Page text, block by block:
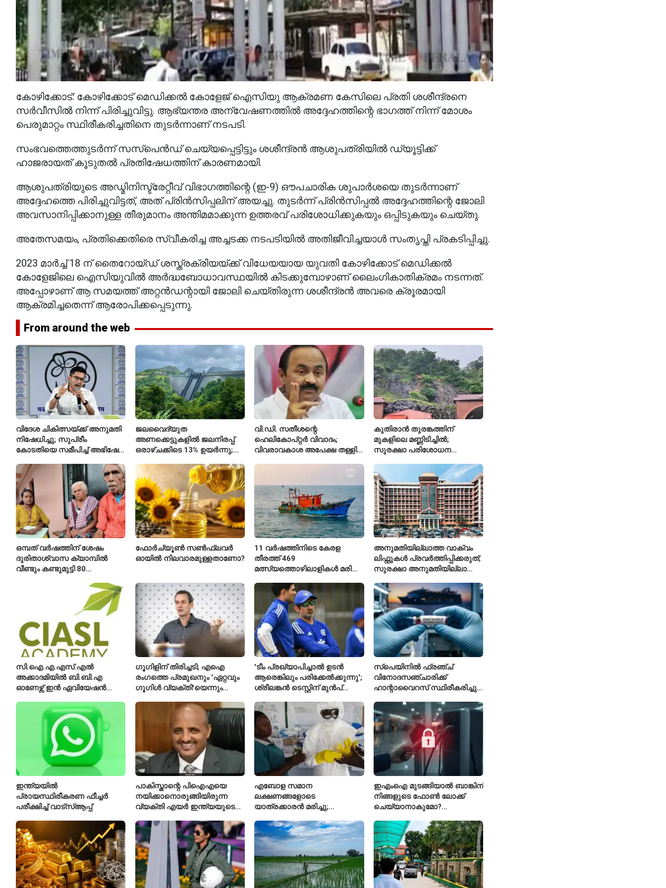
കോഴിക്കോട്: കോഴിക്കോട് മെഡിക്കൽ കോളേജ് ഐസിയു ആക്രമണ കേസിലെ പ്രതി ശശീന്ദ്രനെ
സർവീസിൽ നിന്ന് പിരിച്ചുവിട്ടു. ആഭ്യന്തര അന്വേഷണത്തിൽ അദ്ദേഹത്തിന്റെ ഭാഗത്ത് നിന്ന് മോശം
പെരുമാറ്റം സ്ഥിരീകരിച്ചതിനെ തുടർന്നാണ് നടപടി.
സംഭവത്തെത്തുടർന്ന് സസ്‌പെൻഡ് ചെയ്യപ്പെട്ടിട്ടും ശശീന്ദ്രൻ ആശുപത്രിയിൽ ഡ്യൂട്ടിക്ക്
ഹാജരായത് കൂടുതൽ പ്രതിഷേധത്തിന് കാരണമായി.
ആശുപത്രിയുടെ അഡ്മിനിസ്ട്രേറ്റീവ് വിഭാഗത്തിന്റെ (ഇ-9) ഔപചാരിക ശുപാർശയെ തുടർന്നാണ്
അദ്ദേഹത്തെ പിരിച്ചുവിട്ടത്, അത് പ്രിൻസിപ്പലിന് അയച്ചു. തുടർന്ന് പ്രിൻസിപ്പൽ അദ്ദേഹത്തിന്റെ ജോലി
അവസാനിപ്പിക്കാനുള്ള തീരുമാനം അന്തിമമാക്കുന്ന ഉത്തരവ് പരിശോധിക്കുകയും ഒപ്പിടുകയും ചെയ്തു.
അതേസമയം, പ്രതിക്കെതിരെ സ്വീകരിച്ച അച്ചടക്ക നടപടിയിൽ അതിജീവിച്ചയാൾ സംതൃപ്തി പ്രകടിപ്പിച്ചു.
2023 മാർച്ച് 18 ന് തൈറോയ്ഡ് ശസ്ത്രക്രിയയ്ക്ക് വിധേയയായ യുവതി കോഴിക്കോട് മെഡിക്കൽ
കോളേജിലെ ഐസിയുവിൽ അർദ്ധബോധാവസ്ഥയിൽ കിടക്കുമ്പോഴാണ് ലൈംഗികാതിക്രമം നടന്നത്.
അപ്പോഴാണ് ആ സമയത്ത് അറ്റൻഡന്റായി ജോലി ചെയ്തിരുന്ന ശശീന്ദ്രൻ അവരെ ക്രൂരമായി
ആക്രമിച്ചതെന്ന് ആരോപിക്കപ്പെടുന്നു.
From around the web
വിദേശ ചികിത്സയ്ക്ക് അനുമതി
നിഷേധിച്ചു; സുപ്രീം
കോടതിയെ സമീപിച്ച് അഭിഷേക്
ജലവൈദ്യുത
അണക്കെട്ടുകളിൽ ജലനിരപ്പ്
ഒരാഴ്ചക്കിടെ 13% ഉയർന്നു;
ഇപ്പോഴും കുറവ്
വി.ഡി. സതീശന്റെ
ഹെലികോപ്റ്റർ വിവാദം;
വിവരാവകാശ അപേക്ഷ തള്ളി
കുതിരാൻ തുരങ്കത്തിന്
മുകളിലെ മണ്ണിടിച്ചിൽ;
സുരക്ഷാ പരിശോധന
ഒമ്പത് വർഷത്തിന് ശേഷം
ദുരിതാശ്വാസ ക്യാമ്പിൽ
വീണ്ടും കണ്ടുമുട്ടി 80
ഫോർച്യൂൺ സൺഫ്ലവർ
ഓയിൽ നിലവാരമുള്ളതാണോ?
11 വർഷത്തിനിടെ കേരള
തീരത്ത് 469
മത്സ്യത്തൊഴിലാളികൾ മരിച്ചു;
47,773 പേരെ രക്ഷപ്പെടുത്തി
അനുമതിയില്ലാത്ത വാക്വം
ലിഫ്റ്റുകൾ പ്രവർത്തിപ്പിക്കരുത്;
സുരക്ഷാ അനുമതിയില്ലാത്ത
ഹൈക്കോടതിയുടെ വിലക്ക്
സി.ഐ.എ.എസ്.എൽ
അക്കാദമിയിൽ ബി.ബി.എ
ഓണേഴ്സ് ഇൻ ഏവിയേഷൻ
ഈമാസം 12 വരെ
ഗൂഗിളിന് തിരിച്ചടി; എഐ
രംഗത്തെ പ്രമുഖനും 'ഏറ്റവും
ഗൂഗിൾ വ്യക്തി'യെന്നും
'ടീം പ്രഖ്യാപിച്ചാൽ ഉടൻ
ആരെങ്കിലും പരിക്കേൽക്കുന്നു';
ശ്രീലങ്കൻ ടെസ്റ്റിന് മുൻപ്
മുൻതാരം
സ്പെയിനിൽ ഫ്രഞ്ച്
വിനോദസഞ്ചാരിക്ക്
ഹാന്റാവൈറസ് സ്ഥിരീകരിച്ചു;
പ്രവേശിപ്പിച്ചു
ഇന്ത്യയിൽ
പ്രായസ്ഥിരീകരണ ഫീച്ചർ
പരീക്ഷിച്ച് വാട്‌സ്ആപ്പ്
പാകിസ്താന്റെ പിഐഎയെ
നയിക്കാനൊരുങ്ങിയിരുന്ന
വ്യക്തി എയർ ഇന്ത്യയുടെ
എബോള സമാന
ലക്ഷണങ്ങളോടെ
യാത്രക്കാരൻ മരിച്ചു;
യാത്രക്കാരെ നിരീക്ഷണത്തിൽ
ഇഎംഐ മുടങ്ങിയാൽ ബാങ്കിന്
നിങ്ങളുടെ ഫോൺ ലോക്ക്
ചെയ്യാനാകുമോ?
ചട്ടങ്ങൾ ഇങ്ങനെ